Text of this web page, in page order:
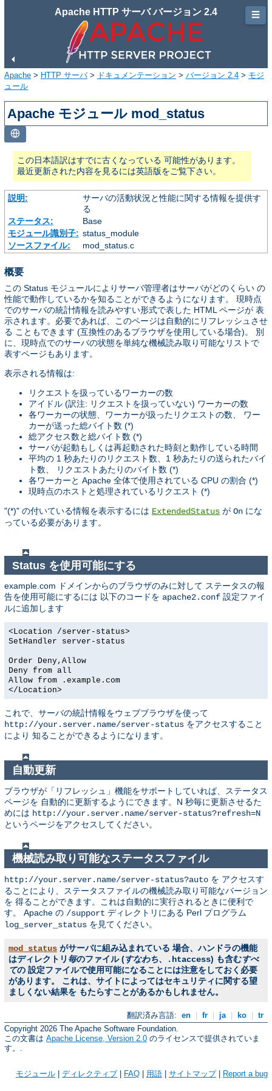
Apache HTTP サーバ バージョン 2.4
Apache > HTTP サーバ> ドキュメンテーション > バージョン 2.4 > モジ
ュール
Apache モジュール mod_status
この日本語訳はすでに古くなっている 可能性があります。
最近更新された内容を見るには英語版をご覧下さい。
説明:
サーバの活動状況と性能に関する情報を提供す
る
ステータス:
Base
モジュール識別子: status_module
ソースファイル:
mod_status.c
概要
この Status モジュールによりサーバ管理者はサーバがどのくらい の
性能で動作しているかを知ることができるようになります。 現時点
でのサーバの統計情報を読みやすい形式で表した HTML ページが 表
示されます。必要であれば、このページは自動的にリフレッシュさせ
る こともできます (互換性のあるブラウザを使用している場合)。 別
に、現時点でのサーバの状態を単純な機械読み取り可能なリストで
表すページもあります。
表示される情報は:
リクエストを扱っているワーカーの数
アイドル (訳注: リクエストを扱っていない) ワーカーの数
各ワーカーの状態、ワーカーが扱ったリクエストの数、 ワー
カーが送った総バイト数 (*)
総アクセス数と総バイト数 (*)
サーバが起動もしくは再起動された時刻と動作している時間
平均の 1 秒あたりのリクエスト数、1 秒あたりの送られたバイ
ト数、 リクエストあたりのバイト数 (*)
各ワーカーと Apache 全体で使用されている CPU の割合 (*)
現時点のホストと処理されているリクエスト (*)
"(*)" の付いている情報を表示するには ExtendedStatus が On にな
っている必要があります。
Status を使用可能にする
example.com ドメインからのブラウザのみに対して ステータスの報
告を使用可能にするには 以下のコードを apache2.conf 設定ファイ
ルに追加します
<Location /server-status>
SetHandler server-status
Order Deny,Allow
Deny from all
Allow from .example.com
</Location>
これで、サーバの統計情報をウェブブラウザを使って
http://your.server.name/server-status をアクセスすること
により 知ることができるようになります。
自動更新
ブラウザが「リフレッシュ」機能をサポートしていれば、ステータス
ページを 自動的に更新するようにできます。N 秒毎に更新させるた
めには http://your.server.name/server-status?refresh=N
というページをアクセスしてください。
機械読み取り可能なステータスファイル
http://your.server.name/server-status?auto を アクセスす
ることにより、ステータスファイルの機械読み取り可能なバージョン
を 得ることができます。これは自動的に実行されるときに便利で
す。 Apache の /support ディレクトリにある Perl プログラム
log_server_status を見てください。
mod_status がサーバに組み込まれている 場合、ハンドラの機能
はディレクトリ 毎のファイル (すなわち、 .htaccess) も含むすべ
ての 設定ファイルで使用可能になることには注意をしておく必要
があります。 これは、サイトによってはセキュリティに関する望
ましくない結果を もたらすことがあるかもしれません。
翻訳済み言語: en | fr | ja | ko | tr
Copyright 2026 The Apache Software Foundation.
この文書は Apache License, Version 2.0 のライセンスで提供されていま
す。.
モジュール ディレクティブ FAQ 用語 サイトマップ| Report a bug
☰